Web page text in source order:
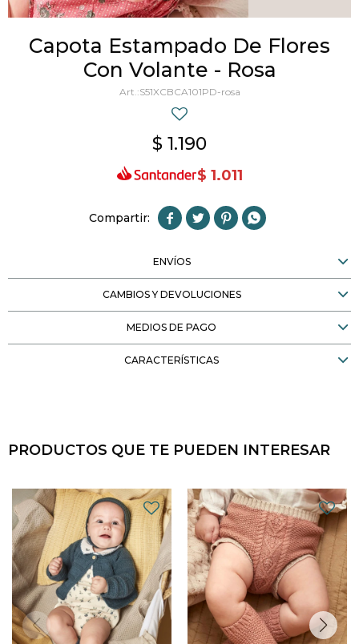
Capota Estampado De Flores
Con Volante - Rosa
S51XCBCA101PD-rosa
$ 1.190
$ 1.011
   
ENVÍOS
CAMBIOS Y DEVOLUCIONES
MEDIOS DE PAGO
CARACTERÍSTICAS
PRODUCTOS QUE TE PUEDEN INTERESAR